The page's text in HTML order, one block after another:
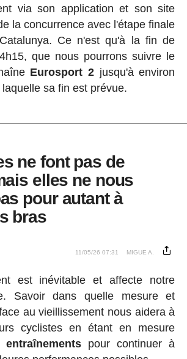
via son application et son site
la concurrence avec l'étape finale
Ce n'est qu'à la fin de
que nous pourrons suivre le
Eurosport 2jusqu'à environ
sa fin est prévue.
ne font pas de
elles ne nous
pour autant à
bras
11/05/26 07:31 MIGUE A.
est inévitable et affecte notre
Savoir dans quelle mesure et
au vieillissement nous aidera à
cyclistes en étant en mesure
pour continuer à